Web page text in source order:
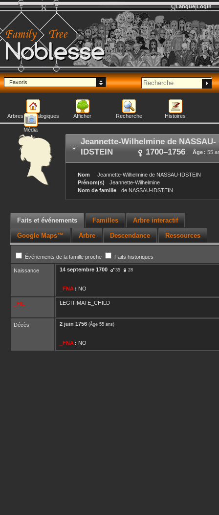
Noblesse
Langue Login
Favoris
Arbres généalogiques Afficher Recherche Histoires
Média
Jeannette-Wilhelmine de NASSAU-
IDSTEIN
Âge : 55
1700–1756
Nom Jeannette-Wilhelmine de NASSAU-IDSTEIN
Prénom(s)
Jeannette-Wilhelmine
Nom de famille
de NASSAU-IDSTEIN
Faits et événements Familles Arbre interactif
Google Maps™ Arbre Descendance Ressources
Événements de la famille proche Faits historiques
Naissance 14 septembre 1700 35 28
_FNA : NO
_FIL LEGITIMATE_CHILD
Décès 2 juin 1756 (Âge 55 ans)
_FNA : NO